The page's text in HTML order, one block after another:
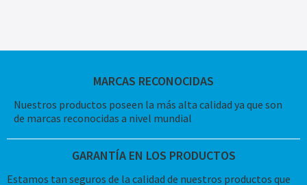
MARCAS RECONOCIDAS
Nuestros productos poseen la más alta calidad ya que son
de marcas reconocidas a nivel mundial
GARANTÍA EN LOS PRODUCTOS
Estamos tan seguros de la calidad de nuestros productos que